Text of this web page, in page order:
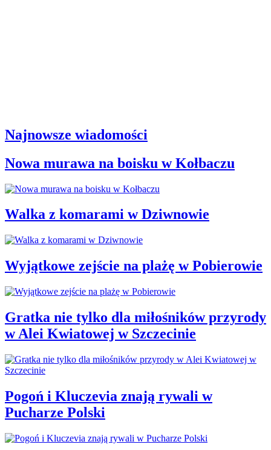
Najnowsze wiadomości
Nowa murawa na boisku w Kołbaczu
Walka z komarami w Dziwnowie
Wyjątkowe zejście na plażę w Pobierowie
Gratka nie tylko dla miłośników przyrody
w Alei Kwiatowej w Szczecinie
Pogoń i Kluczevia znają rywali w
Pucharze Polski